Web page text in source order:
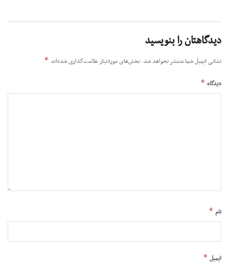
دیدگاهتان را بنویسید
نشانی ایمیل شما منتشر نخواهد شد. بخش‌های موردنیاز علامت‌گذاری شده‌اند *
دیدگاه *
نام *
ایمیل *